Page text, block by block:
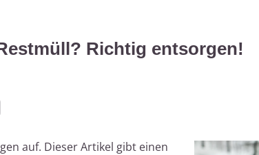
Richtig entsorgen!
auf. Dieser Artikel gibt einen